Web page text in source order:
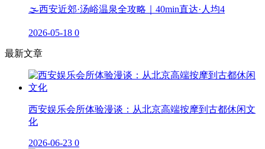
🌫️西安近郊·汤峪温泉全攻略｜40min直达·人均4
2026-05-18 0
最新文章
西安娱乐会所体验漫谈：从北京高端按摩到古都休闲文
化
2026-06-23 0